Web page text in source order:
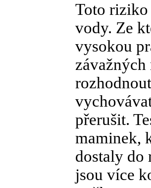
Toto riziko
vody. Ze
vysokou
závažných
přerušit.
maminek,
dostaly do
jsou více